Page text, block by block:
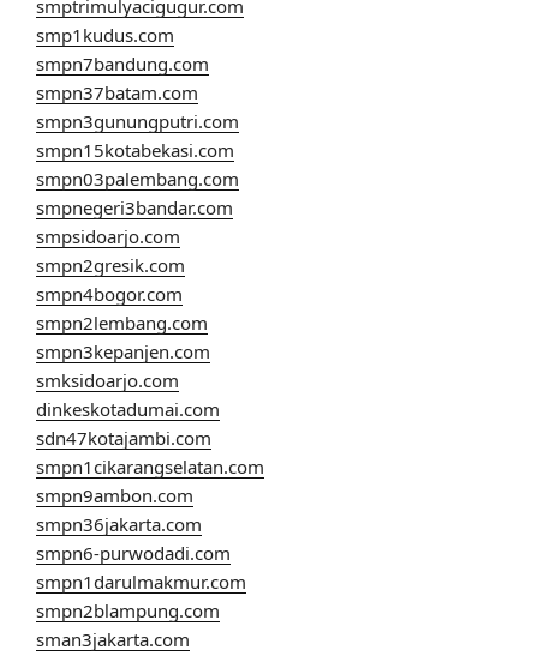
smptrimulyacigugur.com
smp1kudus.com
smpn7bandung.com
smpn37batam.com
smpn3gunungputri.com
smpn15kotabekasi.com
smpn03palembang.com
smpnegeri3bandar.com
smpsidoarjo.com
smpn2gresik.com
smpn4bogor.com
smpn2lembang.com
smpn3kepanjen.com
smksidoarjo.com
dinkeskotadumai.com
sdn47kotajambi.com
smpn1cikarangselatan.com
smpn9ambon.com
smpn36jakarta.com
smpn6-purwodadi.com
smpn1darulmakmur.com
smpn2blampung.com
sman3jakarta.com